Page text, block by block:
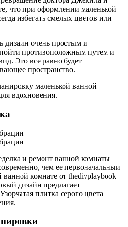
что при оформлении маленькой
избегать смелых цветов или
дизайн очень простым и
противоположным путем и
Это все равно будет
пространство.
маленькой ванной
вдохновения.
и ремонт ванной комнаты
чем ее первоначальный
комнате от thediyplaybook
дизайн предлагает
плитка серого цвета